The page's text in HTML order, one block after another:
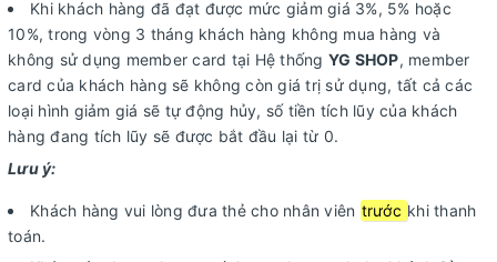
Khi khách hàng đã đạt được mức giảm giá 3%, 5% hoặc
10%, trong vòng 3 tháng khách hàng không mua hàng và
không sử dụng member card tại Hệ thống YG SHOP, member
card của khách hàng sẽ không còn giá trị sử dụng, tất cả các
loại hình giảm giá sẽ tự động hủy, số tiền tích lũy của khách
hàng đang tích lũy sẽ được bắt đầu lại từ 0.
Lưu ý:
Khách hàng vui lòng đưa thẻ cho nhân viên trước khi thanh
toán.